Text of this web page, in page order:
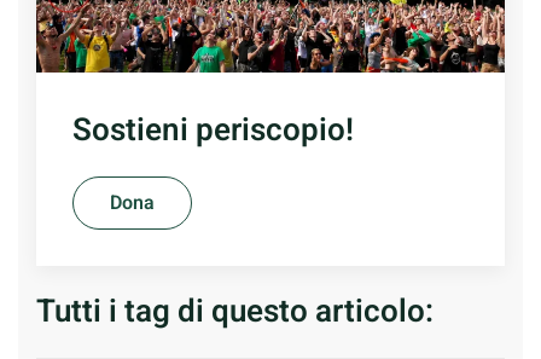
Sostieni periscopio!
Dona
Tutti i tag di questo articolo: